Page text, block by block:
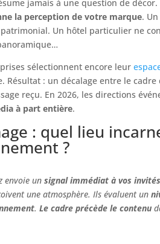
jamais à une question de décor.
la perception de votre marque.
Un hôtel particulier ne
sélectionnent encore leur
Résultat : un décalage entre le
reçu. En 2026, les directions
à part entière.
: quel lieu
?
envoie unsignal immédiat à vos
une atmosphère. Ils évaluent un
.Le cadre précède le contenu